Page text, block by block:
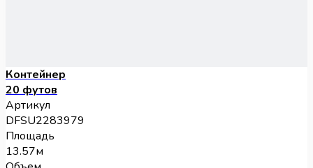
Контейнер
20 футов
Артикул
DFSU2283979
Площадь
13.57м